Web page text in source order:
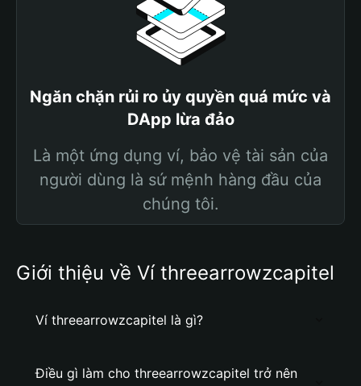
Ngăn chặn rủi ro ủy quyền quá mức và
DApp lừa đảo
Là một ứng dụng ví, bảo vệ tài sản của
người dùng là sứ mệnh hàng đầu của
chúng tôi.
Giới thiệu về Ví threearrowzcapitel
Ví threearrowzcapitel là gì?
Điều gì làm cho threearrowzcapitel trở nên